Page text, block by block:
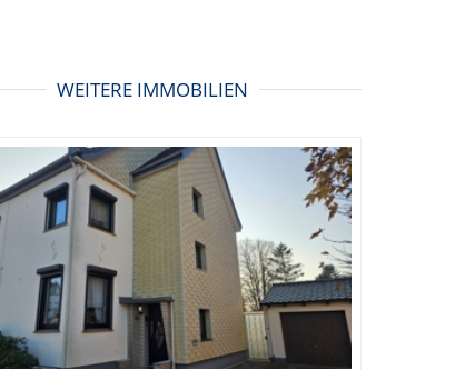
WEITERE IMMOBILIEN